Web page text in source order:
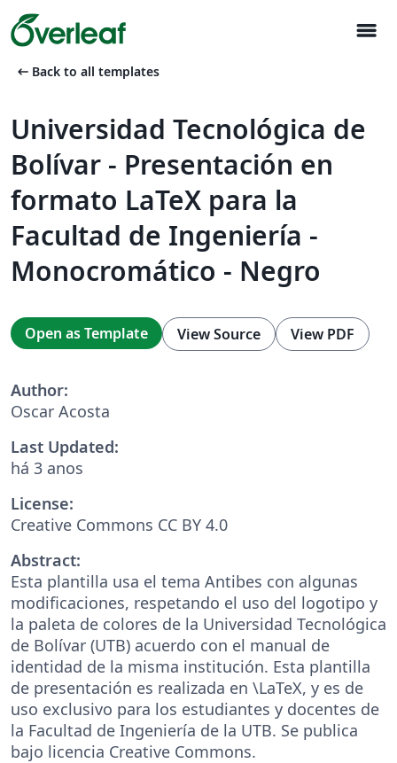
menu
arrow_left_alt Back to all templates
Universidad Tecnológica de
Bolívar - Presentación en
formato LaTeX para la
Facultad de Ingeniería -
Monocromático - Negro
Open as Template View Source View PDF
Author:
Oscar Acosta
Last Updated:
há 3 anos
License:
Creative Commons CC BY 4.0
Abstract:
Esta plantilla usa el tema Antibes con algunas
modificaciones, respetando el uso del logotipo y
la paleta de colores de la Universidad Tecnológica
de Bolívar (UTB) acuerdo con el manual de
identidad de la misma institución. Esta plantilla
de presentación es realizada en \LaTeX, y es de
uso exclusivo para los estudiantes y docentes de
la Facultad de Ingeniería de la UTB. Se publica
bajo licencia Creative Commons.